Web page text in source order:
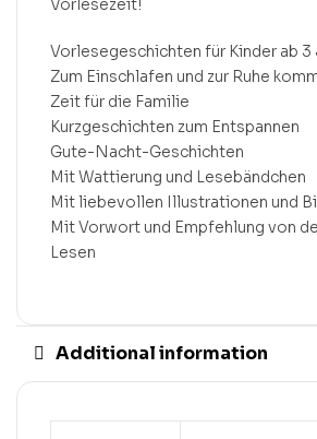
Vorlesezeit!
Vorlesegeschichten für Kinder ab 3
Zum Einschlafen und zur Ruhe
Zeit für die Familie
Kurzgeschichten zum Entspannen
Gute-Nacht-Geschichten
Mit Wattierung und Lesebändchen
Mit liebevollen Illustrationen und
Mit Vorwort und Empfehlung von
Lesen
Additional information